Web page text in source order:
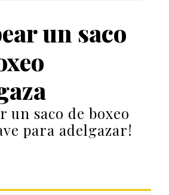
un saco
un saco de boxeo
para adelgazar!